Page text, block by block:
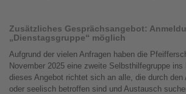
Zusätzliches Gesprächsangebot:
„Dienstagsgruppe“ möglich
Aufgrund der vielen Anfragen haben die
November 2025 eine zweite Selbsthilfegruppe ins
dieses Angebot richtet sich an alle, die durch den
oder seelisch betroffen sind und Austausch